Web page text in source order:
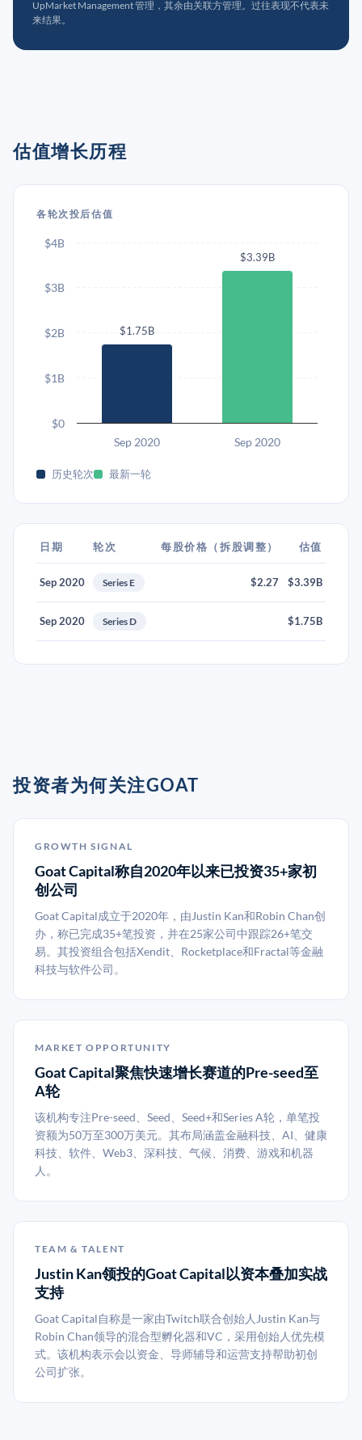
UpMarket Management 管理，其余由关联方管理。过往表现不代表未
来结果。
估值增长历程
各轮次投后估值
$1.75B
$3.39B
Sep 2020 Sep 2020
$0
$1B
$2B
$3B
$4B
历史轮次 最新一轮
日期 轮次 每股价格（拆股调整） 估值
Sep 2020 Series E $2.27 $3.39B
Sep 2020 Series D $1.75B
投资者为何关注GOAT
GROWTH SIGNAL
Goat Capital称自2020年以来已投资35+家初
创公司
Goat Capital成立于2020年，由Justin Kan和Robin Chan创
办，称已完成35+笔投资，并在25家公司中跟踪26+笔交
易。其投资组合包括Xendit、Rocketplace和Fractal等金融
科技与软件公司。
MARKET OPPORTUNITY
Goat Capital聚焦快速增长赛道的Pre-seed至
A轮
该机构专注Pre-seed、Seed、Seed+和Series A轮，单笔投
资额为50万至300万美元。其布局涵盖金融科技、AI、健康
科技、软件、Web3、深科技、气候、消费、游戏和机器
人。
TEAM & TALENT
Justin Kan领投的Goat Capital以资本叠加实战
支持
Goat Capital自称是一家由Twitch联合创始人Justin Kan与
Robin Chan领导的混合型孵化器和VC，采用创始人优先模
式。该机构表示会以资金、导师辅导和运营支持帮助初创
公司扩张。